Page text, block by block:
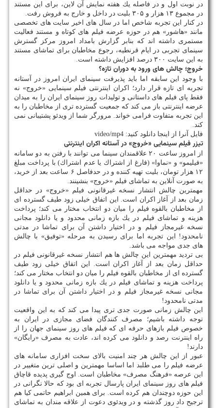
در نوبت اول و در فاصله یك هفته نمایش آن لاین، برای این مستند
در مجموع ۱۳ هزار و ۳۰۵ بلیت در داخل و خارج به فروش رفت.
در كنار این تجربه شاخص اما در سال های اخیر سایت های تخصصی
مانند «هاشور» هم در حوزه عرضه فیلم های كوتاه و مستند فعالیت
مستمری داشته اند كه بنابر گزارش بامداد امروز مركز گسترش
سینمای تجربی در ایام قرنطیه، رجوع مخاطبان برای تماشای مستند
به این سایت ۳۰۰ درصد افزایش داشته است.
خروج؛ چالش های ورود به دوران تازه؟
با وجود این سابقه اما باید پذیرفت سینمای ایران امروز در آستانه
تجربه ای تازه قرار دارد؛ اكران اینترنتی فیلم سینمایی «خروج» نه
فقط پای فیلم های داستانی و تولیدات روز سینمای ایران را به میدان
عرضه اینترنتی باز می كند كه جمعیت گسترده تری از مخاطبان را به
این تجربه متفاوت فرامی خواند. مرورگر شما از ویدئو پشتیبانی نمی
كند.
فایل آنرا از اینجا دانلود كنید: video/mp4
تیزر فیلم سینمایی «خروج» در آستانه اكران اینترنتی
از امروز ساعت ۲۰ علاقمندان سینما می توانند با رفتن به دو سامانه
«فیلیمو» و «نماوا» (فارغ از اشتراك یا عدم اشتراك) با پرداخت مبلغ
۱۲ هزار تومان، بلیت تهیه كننده و در حدفاصل ۶ ساعت بعد از خرید،
به صورت آنلاین به تماشای فیلم «خروج» بنشینند.
مهمترین چالش انتشار نسخه غیرقانونی فیلم «خروج» در حداقل
زمان بعد از آغاز اكران است. این اتفاق خیلی زود طیف گسترده ای
از مخاطبان بالقوه فیلم را میان دو انتخاب مختار می كند؛ پرداخت
هزینه و تماشای فیلم در یك بازه زمانی محدود و یا دانلود مجانی
نسخه غیرمجاز فیلم و در اختیار داشتن آن برای تماشا در مدتی
نامحدود! این تجربه اما برای رسیدن به مرحله «توفیق» با چالش
های جدی مواجه می باشد.
بی تردید مهمترین این چالش ها هم انتشار نسخه غیرقانونی فیلم در
حداقل زمان بعد از آغاز اكران است. این اتفاق خیلی زود طیف
گسترده ای از مخاطبان بالقوه فیلم را میان دو انتخاب مختار می كند؛
پرداخت هزینه و تماشای فیلم در یك بازه زمانی محدود و یا دانلود
مجانی نسخه غیرمجاز فیلم و در اختیار داشتن آن برای تماشا در
مدتی نامحدود!
این چالش زمانی صورت جدی تری پیدا می كند كه به این واقعیت
توجه داشته باشیم؛ مصرف كنندگان فضای مجازی در ایران به
خصوص فیلم بازهای حرفه ای كه فیلم های روز سینمای جهان را از
راه اینترنت رصد و دانلود می كرده اند، عادت به مصرف «رایگان»
دارند!
عبور از این چالش هر چند امنیت بالای سخت افزاری سامانه های
عرضه فیلم را می طلبد اما اساسا مهمترین و اصلی ترین متغییر در
این عرصه «فرهنگ مصرف» مخاطبان است. اوج گیری پدیده قاچاق
فیلم های روز سینمای ایران پارسال تجربه ای بود كه حالا نگرانی در
این حوزه دوچندان هم كرده است. برای همین ابراهیم حاتمی كیا هم
ترجیح داد روز گذشته و در ویدئوی دعوت از علاقه مندان به تماشای